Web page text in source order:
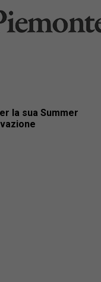
la sua Summer